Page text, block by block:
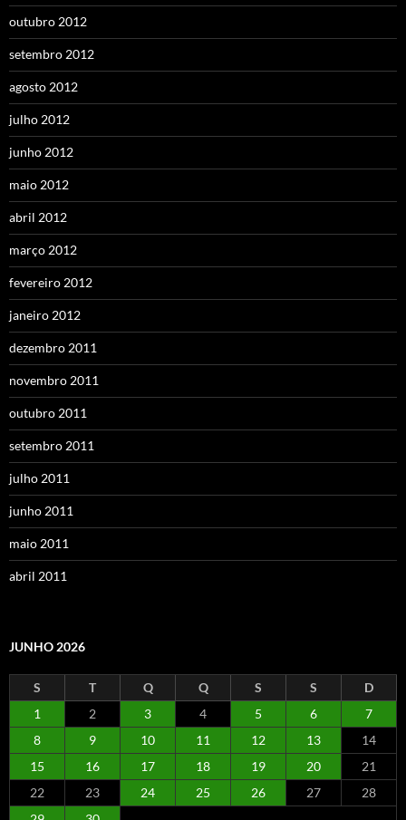
outubro 2012
setembro 2012
agosto 2012
julho 2012
junho 2012
maio 2012
abril 2012
março 2012
fevereiro 2012
janeiro 2012
dezembro 2011
novembro 2011
outubro 2011
setembro 2011
julho 2011
junho 2011
maio 2011
abril 2011
JUNHO 2026
S T Q Q S S
D
1
2 3 4 5 6
7
8
9 10 11 12 13
14
15
16 17 18 19 20
21
22
23 24 25 26 27
28